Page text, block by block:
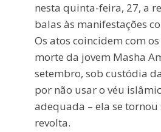
nesta quinta-feira, 27, a
balas às manifestações
Os atos coincidem com
morte da jovem Masha
setembro, sob custódia
por não usar o véu
adequada – ela se
revolta.